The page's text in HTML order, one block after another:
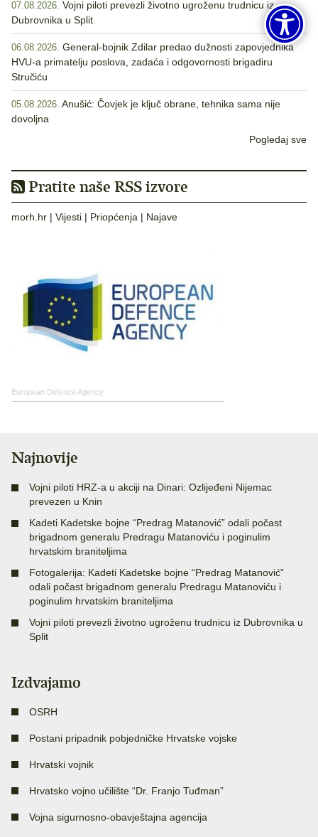
07.08.2026. Vojni piloti prevezli životno ugroženu trudnicu iz
Dubrovnika u Split
06.08.2026. General-bojnik Zdilar predao dužnosti zapovjednika
HVU-a primatelju poslova, zadaća i odgovornosti brigadiru
Stručiću
05.08.2026. Anušić: Čovjek je ključ obrane, tehnika sama nije
dovoljna
Pogledaj sve
Pratite naše RSS izvore
morh.hr | Vijesti | Priopćenja | Najave
European Defence Agency
Najnovije
Vojni piloti HRZ-a u akciji na Dinari: Ozlijeđeni Nijemac
prevezen u Knin
Kadeti Kadetske bojne “Predrag Matanović” odali počast
brigadnom generalu Predragu Matanoviću i poginulim
hrvatskim braniteljima
Fotogalerija: Kadeti Kadetske bojne “Predrag Matanović”
odali počast brigadnom generalu Predragu Matanoviću i
poginulim hrvatskim braniteljima
Vojni piloti prevezli životno ugroženu trudnicu iz Dubrovnika u
Split
Izdvajamo
OSRH
Postani pripadnik pobjedničke Hrvatske vojske
Hrvatski vojnik
Hrvatsko vojno učilište “Dr. Franjo Tuđman”
Vojna sigurnosno-obavještajna agencija